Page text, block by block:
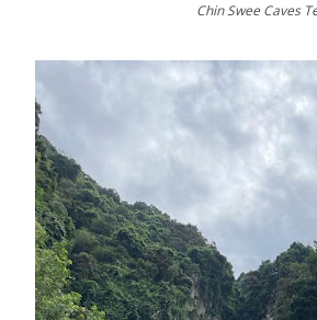
Chin Swee Caves